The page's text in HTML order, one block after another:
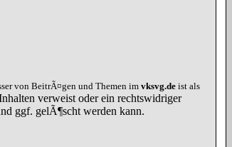
von BeitrÃ¤gen und Themen imvksvg.deist als
verweist oder ein rechtswidriger
ggf. gelÃ¶scht werden kann.